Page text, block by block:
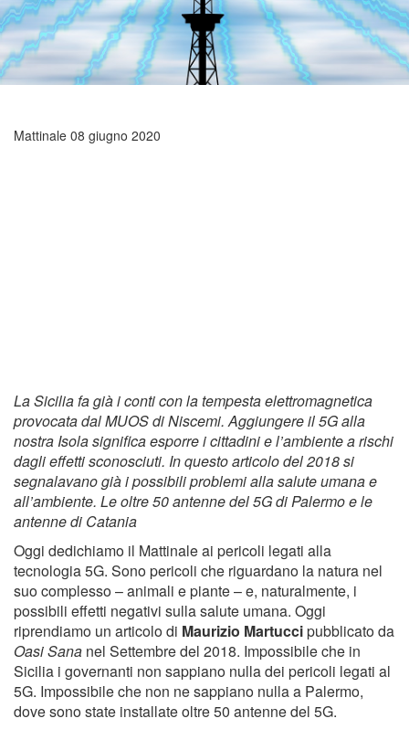
Mattinale 08 giugno 2020
La Sicilia fa già i conti con la tempesta elettromagnetica
provocata dal MUOS di Niscemi. Aggiungere il 5G alla
nostra Isola significa esporre i cittadini e l’ambiente a rischi
dagli effetti sconosciuti. In questo articolo del 2018 si
segnalavano già i possibili problemi alla salute umana e
all’ambiente. Le oltre 50 antenne del 5G di Palermo e le
antenne di Catania
Oggi dedichiamo il Mattinale ai pericoli legati alla
tecnologia 5G. Sono pericoli che riguardano la natura nel
suo complesso – animali e piante – e, naturalmente, i
possibili effetti negativi sulla salute umana. Oggi
riprendiamo un articolo di Maurizio Martuccipubblicato da
Oasi Sana nel Settembre del 2018. Impossibile che in
Sicilia i governanti non sappiano nulla dei pericoli legati al
5G. Impossibile che non ne sappiano nulla a Palermo,
dove sono state installate oltre 50 antenne del 5G.